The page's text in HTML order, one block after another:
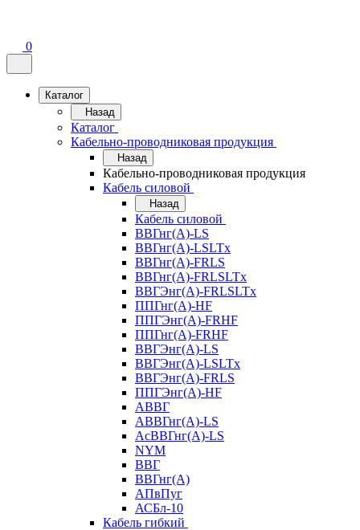
0
Каталог
Назад
Каталог
Кабельно-проводниковая продукция
Назад
Кабельно-проводниковая продукция
Кабель силовой
Назад
Кабель силовой
ВВГнг(А)-LS
ВВГнг(А)-LSLTx
ВВГнг(А)-FRLS
ВВГнг(А)-FRLSLTx
ВВГЭнг(А)-FRLSLTx
ППГнг(А)-HF
ППГЭнг(А)-FRHF
ППГнг(А)-FRHF
ВВГЭнг(А)-LS
ВВГЭнг(А)-LSLTx
ВВГЭнг(А)-FRLS
ППГЭнг(А)-HF
АВВГ
АВВГнг(А)-LS
АсВВГнг(А)-LS
NYM
ВВГ
ВВГнг(А)
АПвПуг
АСБл-10
Кабель гибкий